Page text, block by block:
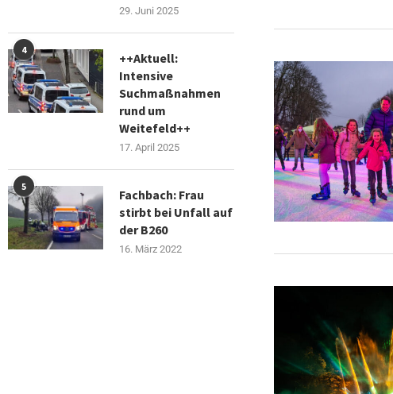
29. Juni 2025
4
++Aktuell:
Intensive
Suchmaßnahmen
rund um
Weitefeld++
17. April 2025
5
Fachbach: Frau
stirbt bei Unfall auf
der B260
16. März 2022